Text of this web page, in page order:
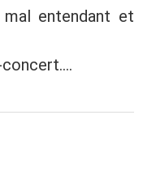
entendant et